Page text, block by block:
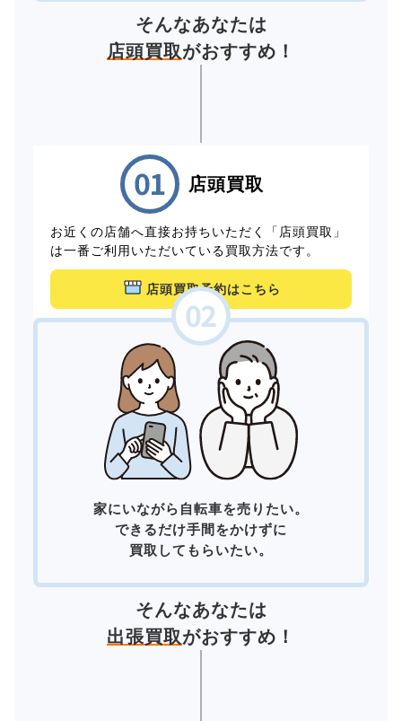
そんなあなたは
店頭買取がおすすめ！
店頭買取
お近くの店舗へ直接お持ちいただく「店頭買取」
は一番ご利用いただいている買取方法です。
店頭買取予約はこちら
家にいながら自転車を売りたい。
できるだけ手間をかけずに
買取してもらいたい。
そんなあなたは
出張買取がおすすめ！